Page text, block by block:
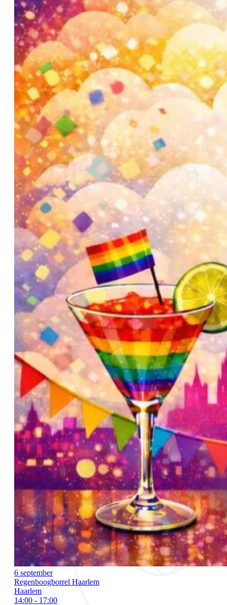
6 september
Regenboogborrel Haarlem
Haarlem
14:00 - 17:00